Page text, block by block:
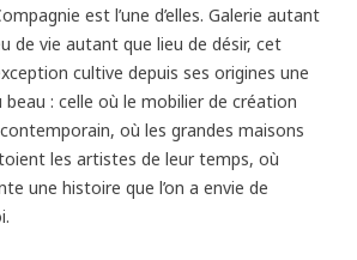
est l’une d’elles. Galerie autant
de vie autant que lieu de désir, cet
cultive depuis ses origines une
beau : celle où le mobilier de création
où les grandes maisons
les artistes de leur temps, où
une histoire que l’on a envie de